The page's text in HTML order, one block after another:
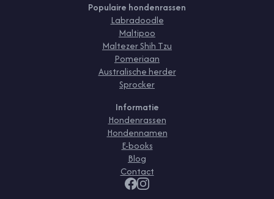
Populaire hondenrassen
Labradoodle
Maltipoo
Maltezer Shih Tzu
Pomeriaan
Australische herder
Sprocker
Informatie
Hondenrassen
Hondennamen
E-books
Blog
Contact